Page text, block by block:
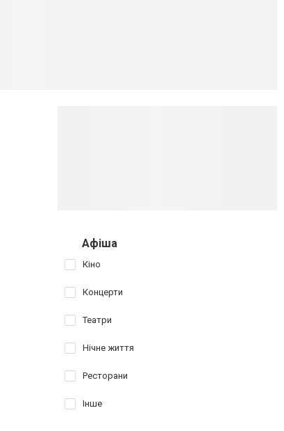
Афіша
Кіно
Концерти
Театри
Нічне життя
Ресторани
Інше